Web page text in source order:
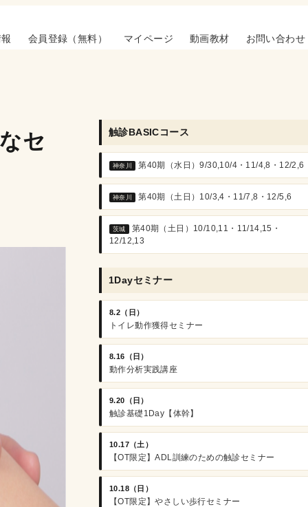
会員登録（無料） マイページ 動画教材 お問い合わせ
セ
触診BASICコース
神奈川 第40期（水日）9/30,10/4・11/4,8・12/2,6
神奈川 第40期（土日）10/3,4・11/7,8・12/5,6
茨城
第40期（土日）10/10,11・11/14,15・
12/12,13
1Dayセミナー
8.2（日）
トイレ動作獲得セミナー
8.16（日）
動作分析実践講座
9.20（日）
触診基礎1Day【体幹】
10.17（土）
【OT限定】ADL訓練のための触診セミナー
10.18（日）
【OT限定】やさしい歩行セミナー